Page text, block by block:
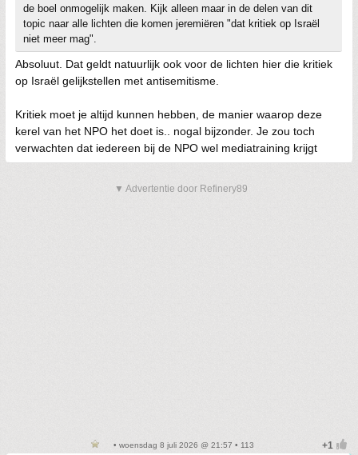
de boel onmogelijk maken. Kijk alleen maar in de delen van dit
topic naar alle lichten die komen jeremiëren "dat kritiek op Israël
niet meer mag".
Absoluut. Dat geldt natuurlijk ook voor de lichten hier die kritiek
op Israël gelijkstellen met antisemitisme.
Kritiek moet je altijd kunnen hebben, de manier waarop deze
kerel van het NPO het doet is.. nogal bijzonder. Je zou toch
verwachten dat iedereen bij de NPO wel mediatraining krijgt
▼ Advertentie door Refinery89
• woensdag 8 juli 2026 @ 21:57 • 113